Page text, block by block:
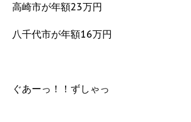
高崎市が年額23万円
八千代市が年額16万円
ぐあーっ！！ずしゃっ